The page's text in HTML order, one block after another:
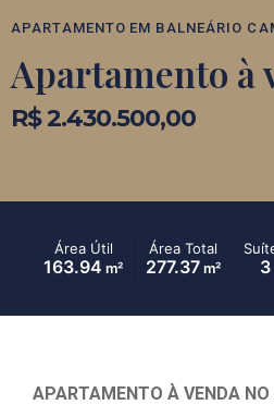
APARTAMENTO EM BALNEÁRIO
Apartamento à
R$ 2.430.500,00
Área Útil
163.94 m²
Área Total
277.37 m² 3
APARTAMENTO À VENDA